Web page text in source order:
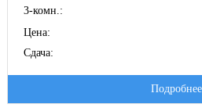
3-комн.:
Цена:
Сдача:
Подробнее